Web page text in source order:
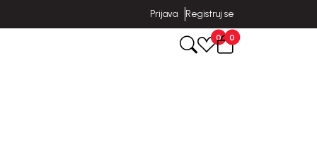
Prijava Registruj se
0 0